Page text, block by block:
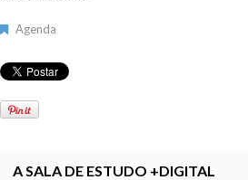
Agenda
A SALA DE ESTUDO +DIGITAL